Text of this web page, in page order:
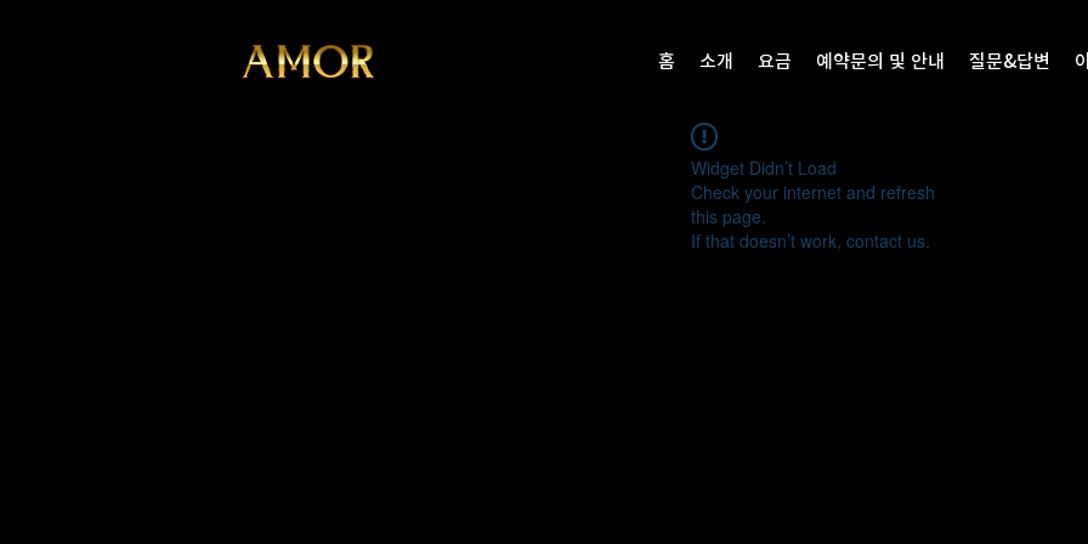
홈 소개 요금 예약문의 및 안내 질문&답변
Widget Didn’t Load
Check your internet and refresh
this page.
If that doesn’t work, contact us.